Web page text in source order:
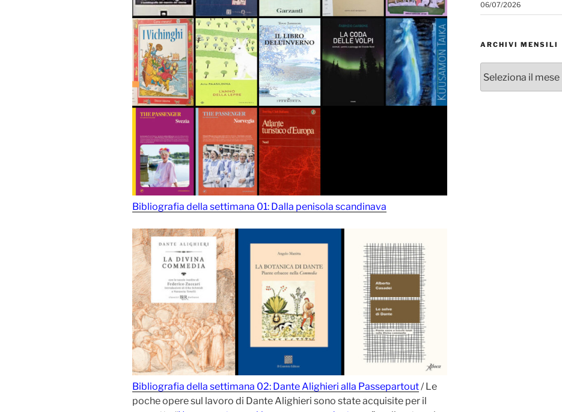
Bibliografia della settimana 01: Dalla penisola scandinava
Bibliografia della settimana 02: Dante Alighieri alla Passepartout/ Le
poche opere sul lavoro di Dante Alighieri sono state acquisite per il
06/07/2026
ARCHIVI MENSILI
mensili